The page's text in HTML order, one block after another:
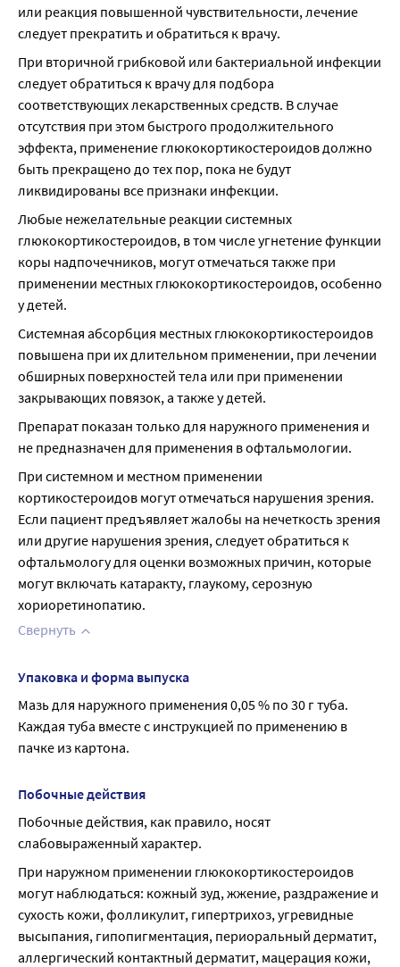
или реакция повышенной чувствительности, лечение
следует прекратить и обратиться к врачу.
При вторичной грибковой или бактериальной инфекции
следует обратиться к врачу для подбора
соответствующих лекарственных средств. В случае
отсутствия при этом быстрого продолжительного
эффекта, применение глюкокортикостероидов должно
быть прекращено до тех пор, пока не будут
ликвидированы все признаки инфекции.
Любые нежелательные реакции системных
глюкокортикостероидов, в том числе угнетение функции
коры надпочечников, могут отмечаться также при
применении местных глюкокортикостероидов, особенно
у детей.
Системная абсорбция местных глюкокортикостероидов
повышена при их длительном применении, при лечении
обширных поверхностей тела или при применении
закрывающих повязок, а также у детей.
Препарат показан только для наружного применения и
не предназначен для применения в офтальмологии.
При системном и местном применении
кортикостероидов могут отмечаться нарушения зрения.
Если пациент предъявляет жалобы на нечеткость зрения
или другие нарушения зрения, следует обратиться к
офтальмологу для оценки возможных причин, которые
могут включать катаракту, глаукому, серозную
хориоретинопатию.
Свернуть
Упаковка и форма выпуска
Мазь для наружного применения 0,05 % по 30 г туба.
Каждая туба вместе с инструкцией по применению в
пачке из картона.
Побочные действия
Побочные действия, как правило, носят
слабовыраженный характер.
При наружном применении глюкокортикостероидов
могут наблюдаться: кожный зуд, жжение, раздражение и
сухость кожи, фолликулит, гипертрихоз, угревидные
высыпания, гипопигментация, периоральный дерматит,
аллергический контактный дерматит, мацерация кожи,